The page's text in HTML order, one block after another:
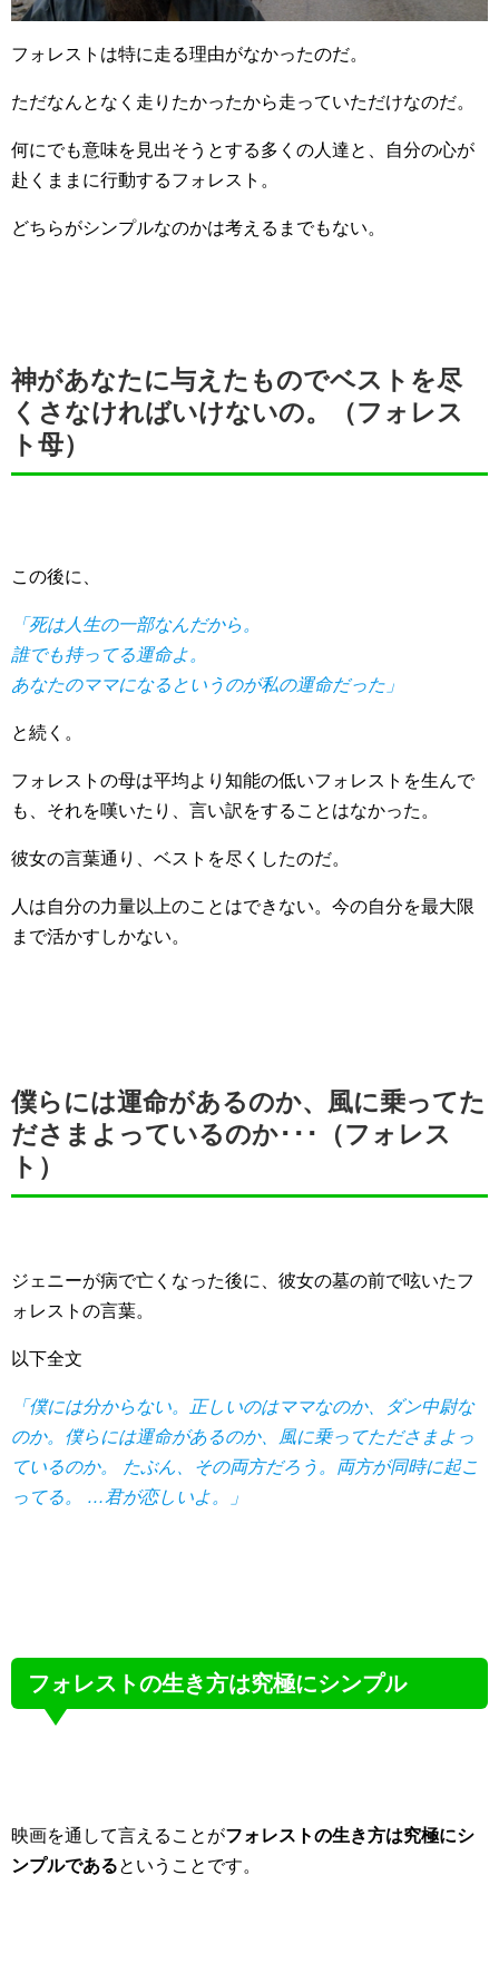
フォレストは特に走る理由がなかったのだ。
ただなんとなく走りたかったから走っていただけなのだ。
何にでも意味を見出そうとする多くの人達と、自分の心が
赴くままに行動するフォレスト。
どちらがシンプルなのかは考えるまでもない。
神があなたに与えたものでベストを尽
くさなければいけないの。（フォレス
ト母）
この後に、
「死は人生の一部なんだから。
誰でも持ってる運命よ。
あなたのママになるというのが私の運命だった」
と続く。
フォレストの母は平均より知能の低いフォレストを生んで
も、それを嘆いたり、言い訳をすることはなかった。
彼女の言葉通り、ベストを尽くしたのだ。
人は自分の力量以上のことはできない。今の自分を最大限
まで活かすしかない。
僕らには運命があるのか、風に乗ってた
ださまよっているのか･･･（フォレス
ト）
ジェニーが病で亡くなった後に、彼女の墓の前で呟いたフ
ォレストの言葉。
以下全文
「僕には分からない。正しいのはママなのか、ダン中尉な
のか。僕らには運命があるのか、風に乗ってたださまよっ
ているのか。 たぶん、その両方だろう。両方が同時に起こ
ってる。 …君が恋しいよ。」
フォレストの生き方は究極にシンプル
映画を通して言えることがフォレストの生き方は究極にシ
ンプルであるということです。